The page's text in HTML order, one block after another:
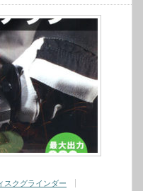
スクグラインダー